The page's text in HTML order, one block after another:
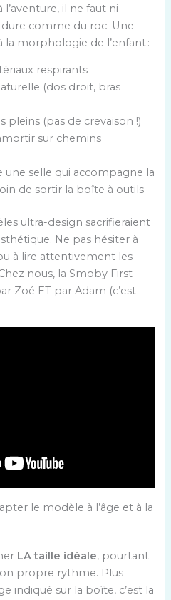
il ne faut ni
comme du roc. Une
la morphologie de l’enfant :
respirants
(dos droit, bras
pleins (pas de crevaison !)
sur chemins
une selle qui accompagne la
de sortir la boîte à outils
ultra-design sacrifieraient
Ne pas hésiter à
à lire attentivement les
nous, la Smoby First
Zoé ET par Adam (c’est
le modèle à l’âge et à la
LA taille idéale, pourtant
propre rythme. Plus
indiqué sur la boîte, c’est la